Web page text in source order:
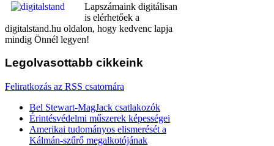
Lapszámaink digitálisan
is elérhetőek a
digitalstand.hu oldalon, hogy kedvenc lapja
mindig Önnél legyen!
Legolvasottabb cikkeink
Feliratkozás az RSS csatornára
Bel Stewart-MagJack csatlakozók
Érintésvédelmi műszerek képességei
Amerikai tudományos elismerését a
Kálmán-szűrő megalkotójának